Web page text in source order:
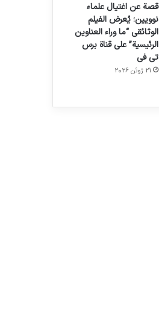
قصة عن اغتيال علماء
نوويين؛ يُعرض الفيلم
الوثائقي “ما وراء العناوين
الرئيسية” على قناة برس
تي في
21 ژوئن 2026